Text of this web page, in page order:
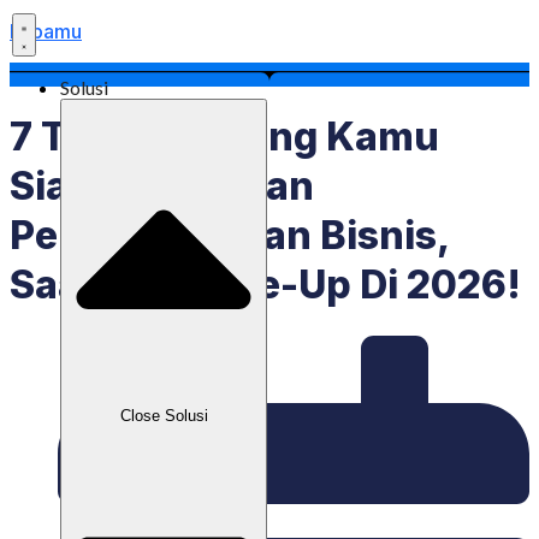
Labamu
Solusi
Close Solusi
7 Tanda Penting Kamu
Siap Melakukan
Pengembangan Bisnis,
Saatnya Scale-Up Di 2026!